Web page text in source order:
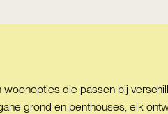
die passen bij
grond en penthouses, elk